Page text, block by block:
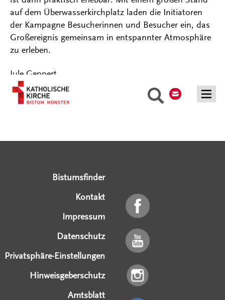
Suche
auf dem Überwasserkirchplatz laden die Initiatoren
der Kampagne Besucherinnen und Besucher ein, das
Großereignis gemeinsam in entspannter Atmosphäre
zu erleben.
Jule Geppert
Bistumsfinder
Kontakt
Impressum
Datenschutz
Privatsphäre-Einstellungen
Hinweisgeberschutz
Amtsblatt